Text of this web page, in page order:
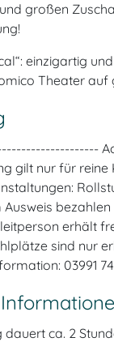
großen
einzigartig
Theater auf
gilt nur für reine
erhält
sind nur
03991
ca. 2